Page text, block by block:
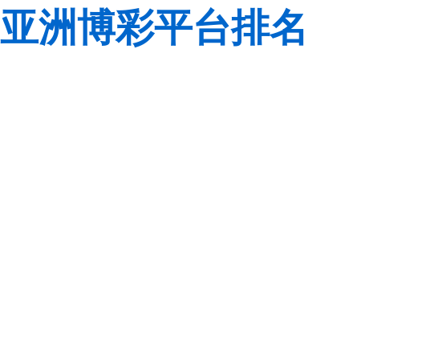
亚洲博彩平台排名